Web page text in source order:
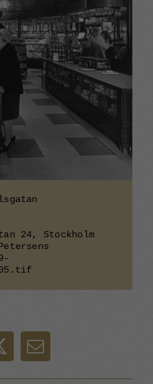
24, Stockholm
E-
förbättra
webbplatsens
funktionalitet
och
uppbyggnad,
baserat på
hur den
Upplevelse
För att vår
så bra som
under ditt
cookies
kommer viss
funktionalitet
att försvinna